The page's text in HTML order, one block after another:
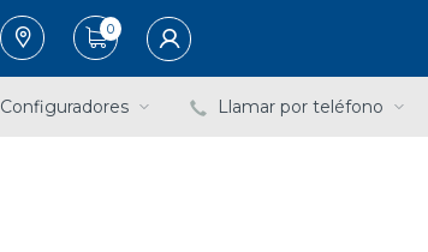
0
Configuradores Llamar por teléfono